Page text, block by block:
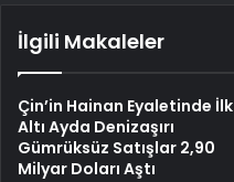
İlgili Makaleler
Çin’in Hainan Eyaletinde İlk
Altı Ayda Denizaşırı
Gümrüksüz Satışlar 2,90
Milyar Doları Aştı